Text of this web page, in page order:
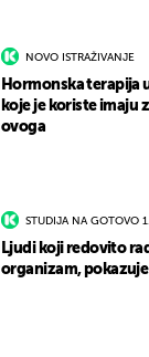
NOVO ISTRAŽIVANJE
Hormonska terapija
koje je koriste imaju
ovoga
STUDIJA NA GOTOVO
Ljudi koji redovito
organizam,